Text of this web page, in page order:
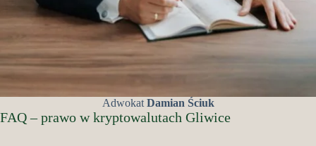
AdwokatDamian Ściuk
FAQ – prawo w kryptowalutach Gliwice